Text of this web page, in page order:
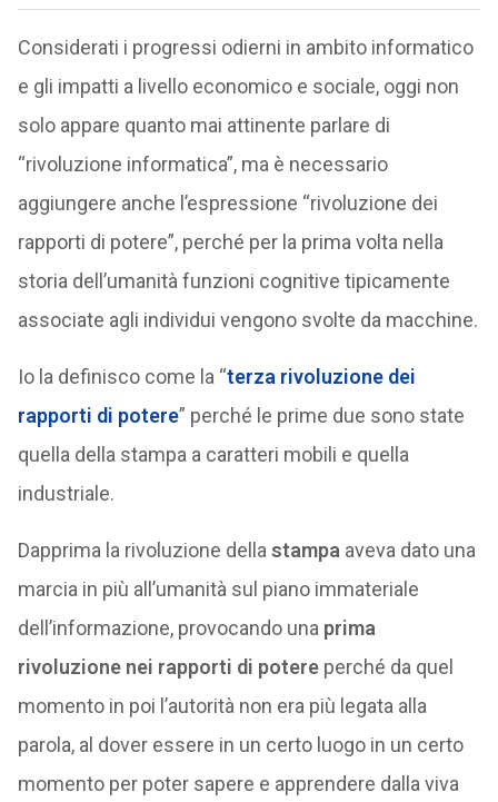
Considerati i progressi odierni in ambito informatico
e gli impatti a livello economico e sociale, oggi non
solo appare quanto mai attinente parlare di
“rivoluzione informatica”, ma è necessario
aggiungere anche l’espressione “rivoluzione dei
rapporti di potere”, perché per la prima volta nella
storia dell’umanità funzioni cognitive tipicamente
associate agli individui vengono svolte da macchine.
Io la definisco come la “terza rivoluzione dei
rapporti di potere” perché le prime due sono state
quella della stampa a caratteri mobili e quella
industriale.
Dapprima la rivoluzione della stampa aveva dato una
marcia in più all’umanità sul piano immateriale
dell’informazione, provocando una prima
rivoluzione nei rapporti di potereperché da quel
momento in poi l’autorità non era più legata alla
parola, al dover essere in un certo luogo in un certo
momento per poter sapere e apprendere dalla viva